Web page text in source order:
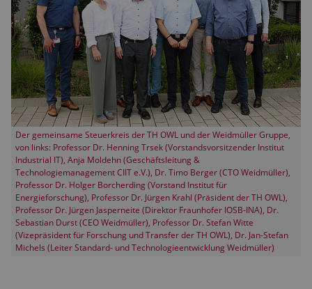
Der gemeinsame Steuerkreis der TH OWL und der Weidmüller Gruppe,
von links: Professor Dr. Henning Trsek (Vorstandsvorsitzender Institut
Industrial IT), Anja Moldehn (Geschäftsleitung &
Technologiemanagement CIIT e.V.), Dr. Timo Berger (CTO Weidmüller),
Professor Dr. Holger Borcherding (Vorstand Institut für
Energieforschung), Professor Dr. Jürgen Krahl (Präsident der TH OWL),
Professor Dr. Jürgen Jasperneite (Direktor Fraunhofer IOSB-INA), Dr.
Sebastian Durst (CEO Weidmüller), Professor Dr. Stefan Witte
(Vizepräsident für Forschung und Transfer der TH OWL), Dr. Jan-Stefan
Michels (Leiter Standard- und Technologieentwicklung Weidmüller)